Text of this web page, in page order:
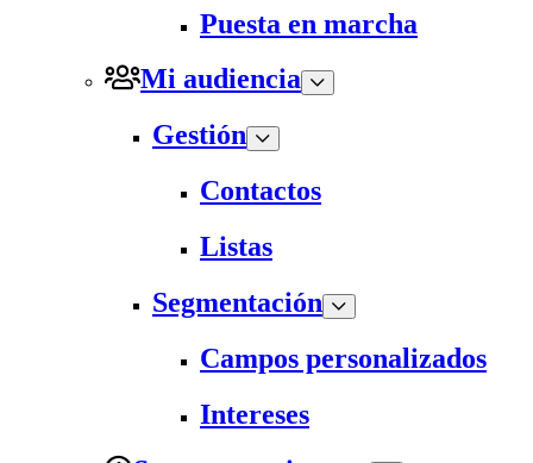
Puesta en marcha
Mi audiencia
Gestión
Contactos
Listas
Segmentación
Campos personalizados
Intereses